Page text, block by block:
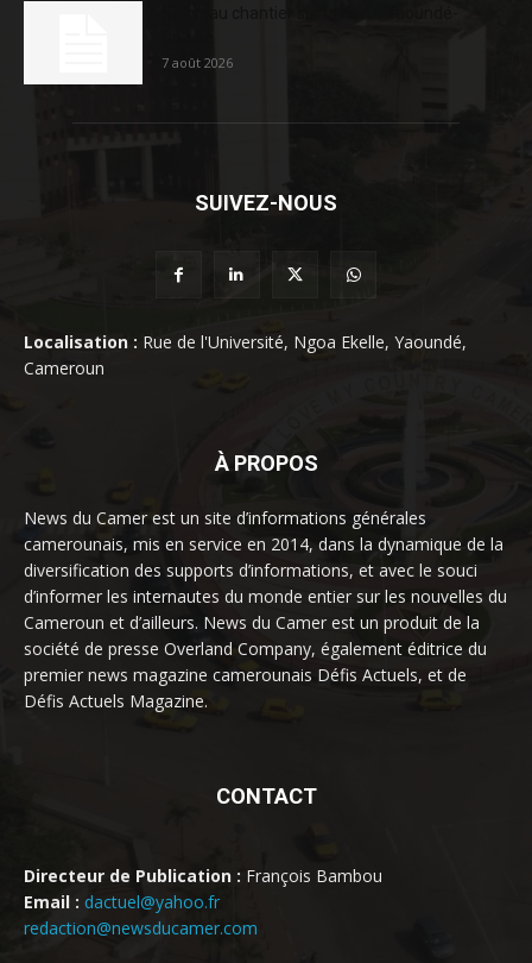
7 août 2026
SUIVEZ-NOUS
Localisation : Rue de l'Université, Ngoa Ekelle, Yaoundé,
Cameroun
À PROPOS
News du Camer est un site d’informations générales
camerounais, mis en service en 2014, dans la dynamique de la
diversification des supports d’informations, et avec le souci
d’informer les internautes du monde entier sur les nouvelles du
Cameroun et d’ailleurs. News du Camer est un produit de la
société de presse Overland Company, également éditrice du
premier news magazine camerounais Défis Actuels, et de
Défis Actuels Magazine.
CONTACT
Directeur de Publication : François Bambou
Email : dactuel@yahoo.fr
redaction@newsducamer.com